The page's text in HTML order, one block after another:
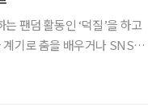
팬덤 활동인 ‘덕질’을 하고
기로 춤을 배우거나 SNS와